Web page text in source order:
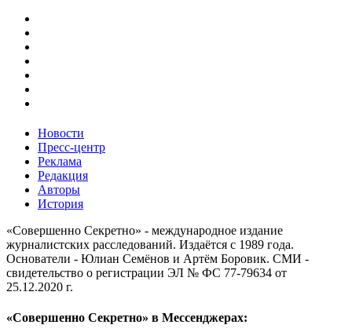
Новости
Пресс-центр
Реклама
Редакция
Авторы
История
«Совершенно Секретно» - международное издание
журналистских расследований. Издаётся с 1989 года.
Основатели - Юлиан Семёнов и Артём Боровик. CМИ -
свидетельство о регистрации ЭЛ № ФС 77-79634 от
25.12.2020 г.
«Совершенно Секретно» в Мессенджерах: